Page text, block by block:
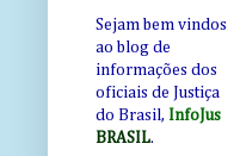
Sejam bem vindos
ao blog de
informações dos
oficiais de Justiça
do Brasil, InfoJus
BRASIL.